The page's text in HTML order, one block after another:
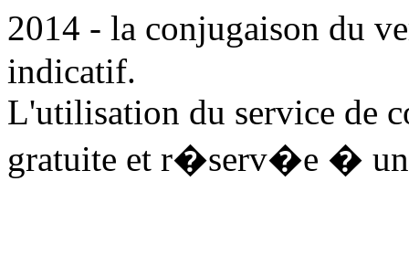
2014 - la conjugaison du
indicatif.
L'utilisation du service de
gratuite et r�serv�e � un